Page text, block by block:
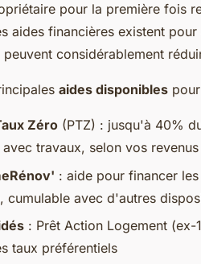
pour la première fois
aides financières existent
peuvent considérablement
aides disponibles
Zéro (PTZ) : jusqu'à 40%
avec travaux, selon vos
: aide pour financer
cumulable avec d'autres
: Prêt Action Logement
taux préférentiels